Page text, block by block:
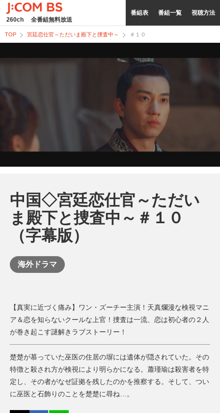
260ch 全番組無料放送
番組表 番組一覧 視聴方法
TOP 宮廷恋仕官～ただいま殿下と捜査中～ ＃１０
中国◇宮廷恋仕官～ただい
ま殿下と捜査中～＃１０
（字幕版）
海外ドラマ
【真実に近づく痛み】ワン・ズーチー主演！天真爛漫な検視マニ
ア＆恋を知らないクールな上官！捜査は一流、恋は初心者の２人
が巻き起こす謎解きラブストーリー！
楚楚が慕っていた巫医の住居の塀には遺体が隠されていた。その
特徴と殺され方が検視により明らかになる。蕭瑾瑜は殺害者を特
定し、その者がなぜ証拠を残したのかを推察する。そして、つい
に巫医と石飾りのことを楚楚に尋ね…。